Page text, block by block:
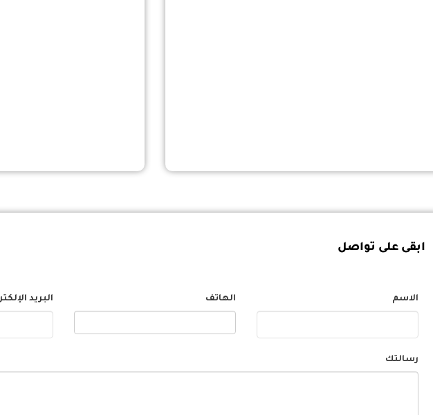
ابقى على تواصل
الاسم الهاتف البريد
رسالتك